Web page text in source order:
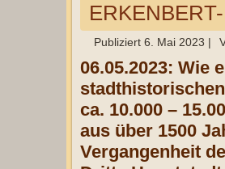
Publiziert 6. Mai 2023 |
06.05.2023: Wie
ca. 10.000 –
aus über 1500
Vergangenheit